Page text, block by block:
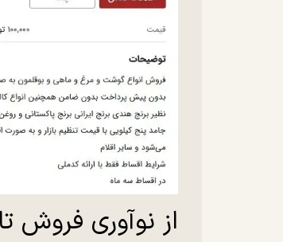
از نوآوری فروش